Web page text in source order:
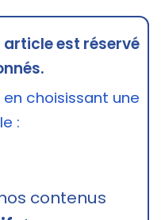
article est réservé
choisissant une
:
contenus